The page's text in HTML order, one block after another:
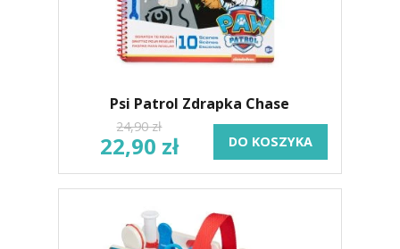
Psi Patrol Zdrapka Chase
24,90 zł
22,90 zł DO KOSZYKA